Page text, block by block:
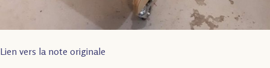
Lien vers la note originale